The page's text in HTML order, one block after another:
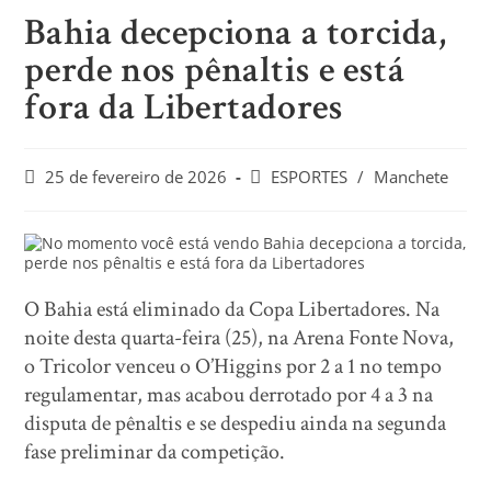
Bahia decepciona a torcida,
perde nos pênaltis e está
fora da Libertadores
25 de fevereiro de 2026 ESPORTES / Manchete
O Bahia está eliminado da Copa Libertadores. Na
noite desta quarta-feira (25), na Arena Fonte Nova,
o Tricolor venceu o O’Higgins por 2 a 1 no tempo
regulamentar, mas acabou derrotado por 4 a 3 na
disputa de pênaltis e se despediu ainda na segunda
fase preliminar da competição.